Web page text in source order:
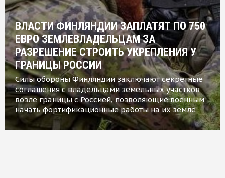
ВЛАСТИ ФИНЛЯНДИИ ЗАПЛАТЯТ ПО 750
ЕВРО ЗЕМЛЕВЛАДЕЛЬЦАМ ЗА
РАЗРЕШЕНИЕ СТРОИТЬ УКРЕПЛЕНИЯ У
ГРАНИЦЫ РОССИИ
Силы обороны Финляндии заключают секретные
соглашения с владельцами земельных участков
возле границы с Россией, позволяющие военным
начать фортификационные работы на их земле